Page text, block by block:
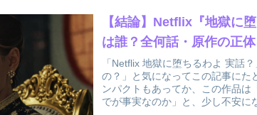
【結論】Netflix『地獄に
は誰？全何話・原作の正
「Netflix 地獄に堕ちるわよ 実話
の？」と気になってこの記事にた
ンパクトもあってか、この作品は
でが事実なのか」と、少し不安に